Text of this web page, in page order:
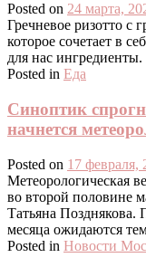
Posted on 24 марта,
Гречневое ризотто с
которое сочетает в
для нас ингредиенты.
Posted in Еда
Синоптик
начнется
Posted on 17 февраля,
Метеорологическая
во второй половине
Татьяна Позднякова.
месяца ожидаются
Posted in Новости